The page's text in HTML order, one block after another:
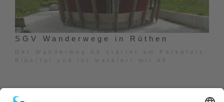
SGV Wanderwege in Rüthen
Der Wanderweg A5 startet am Parkplatz
Bibertal und ist markiert mit A5.